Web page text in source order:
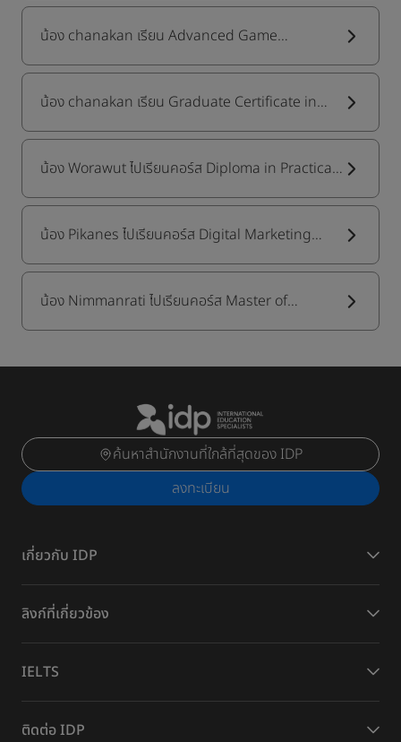
น้อง chanakan เรียน Advanced Game
น้อง chanakan เรียน Graduate Certificate in
น้อง Worawut ไปเรียนคอร์ส Diploma in Practical
น้อง Pikanes ไปเรียนคอร์ส Digital Marketing
น้อง Nimmanrati ไปเรียนคอร์ส Master of
ค้นหาสำนักงานที่ใกล้ที่สุดของ IDP
ลงทะเบียน
เกี่ยวกับ IDP
ลิงก์ที่เกี่ยวข้อง
IELTS
ติดต่อ IDP